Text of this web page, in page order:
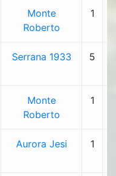
Monte
Roberto
1
Serrana 1933 5
Monte
Roberto
1
Aurora Jesi 1